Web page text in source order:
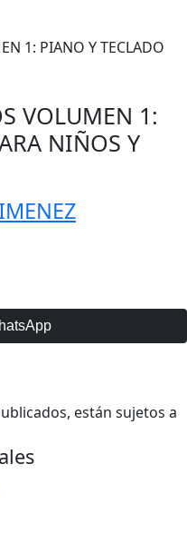
VOLUMEN 1:
NIÑOS Y
están sujetos a